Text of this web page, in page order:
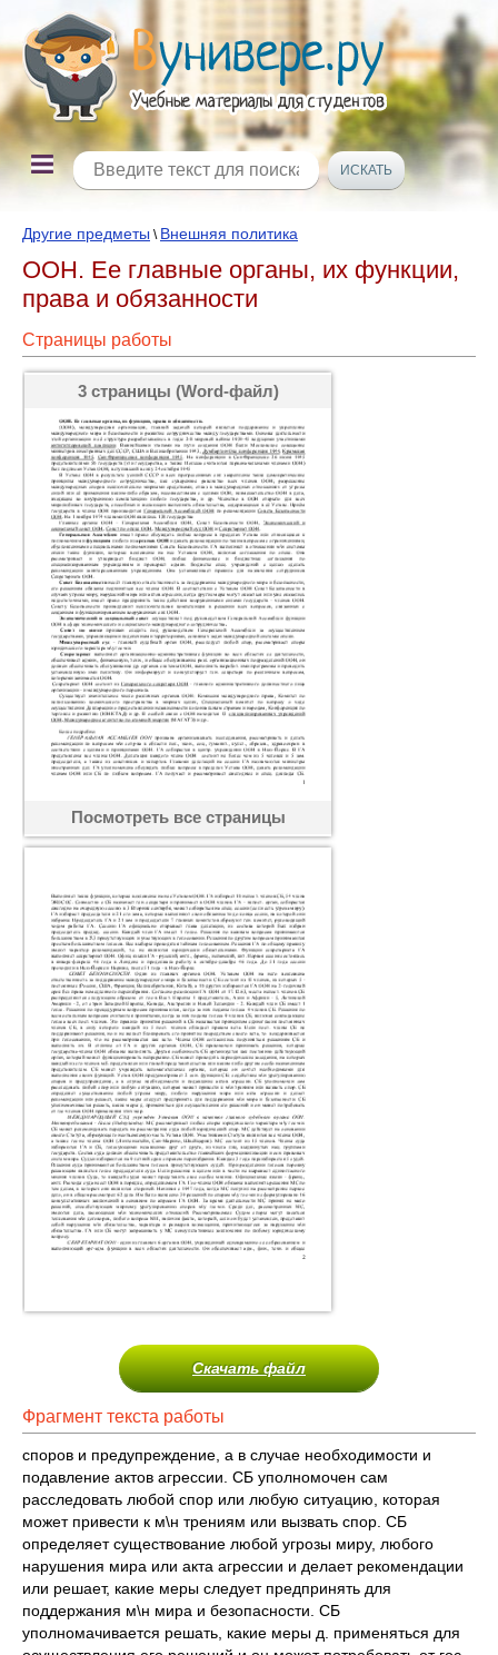
Другие предметы \ Внешняя политика
ООН. Ее главные органы, их функции,
права и обязанности
Страницы работы
3 страницы (Word-файл)
Посмотреть все страницы
Скачать файл
Фрагмент текста работы
споров и предупреждение, а в случае необходимости и
подавление актов агрессии. СБ уполномочен сам
расследовать любой спор или любую ситуацию, которая
может привести к м\н трениям или вызвать спор. СБ
определяет существование любой угрозы миру, любого
нарушения мира или акта агрессии и делает рекомендации
или решает, какие меры следует предпринять для
поддержания м\н мира и безопасности. СБ
уполномачивается решать, какие меры д. применяться для